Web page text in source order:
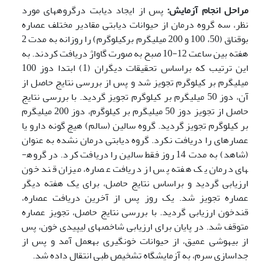
مراحل انجام آزمایش:پس از ایجاد دیابت درگروه­های مورد
نظر، سه گروه درمان از حیوانات دیابتی مقادیر مختلف عصاره
بوقناق (50، 100 و 200 میلی­گرم برکیلوگرم) را روزانه به مدت 2
هفته بین ساعت 12-10 صبح به صورت گاواژ دریافت کردند. به
این ترتیب که براساس تحقیقات دیگران (1) ابتدا دوز 100
میلی­گرم بر کیلوگرم تجویز شد و پس از بررسی نتایج حاصل از
آن، دوز 50 میلی­گرم بر کیلوگرم تجویز گردید. با بررسی نتایج
حاصل از تجویز دوز 50 میلی­گرم بر کیلوگرم، دوز 200 میلی­گرم
بر کیلوگرم تجویز گردید. گروه سالین (سالم) هیچ گونه دارو یا
عصاره­ای را دریافت نکرد. گروه دیابتی درمان نشده به عنوان
(شاهد) به مدت 14 روز فقط سالین را دریافت کرد. در گروه­
های درمان یک هفته پس از دریافت عصاره، میزان قند خون
ارزیابی گردید و براساس نتایج حاصل، برای یک هفته دیگر
عصاره تجویز شد. یک روز پس از آخرین دریافت عصاره،
قندخون ارزیابی گردید. با بررسی نتایج حاصل، تجویز عصاره
متوقف شد. در پایان برای ارزیابی شاخص­های لیپیدی خون، پس
از بیهوشی عمیق، از حیوانات خون­گیری به­عمل آمد و پس از
جداسازی سرم، به آزمایشگاه تشخیص طبی انتقال داده شد.